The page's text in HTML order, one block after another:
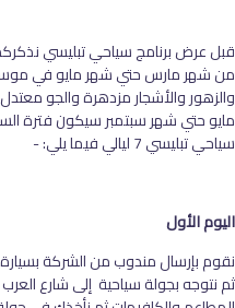
قبل عرض برنامج سياحي تبليسي
من شهر مارس حتي شهر مايو في
والزهور والأشجار مزدهرة والجو
مايو حتي شهر سبتمبر سيكون فترة
سياحي تبليسي 7 ليالي فيما يلي: -
اليوم الأول
نقوم بإرسال مندوب من الشركة
ثم نتوجه بجولة سياحية إلى شارع